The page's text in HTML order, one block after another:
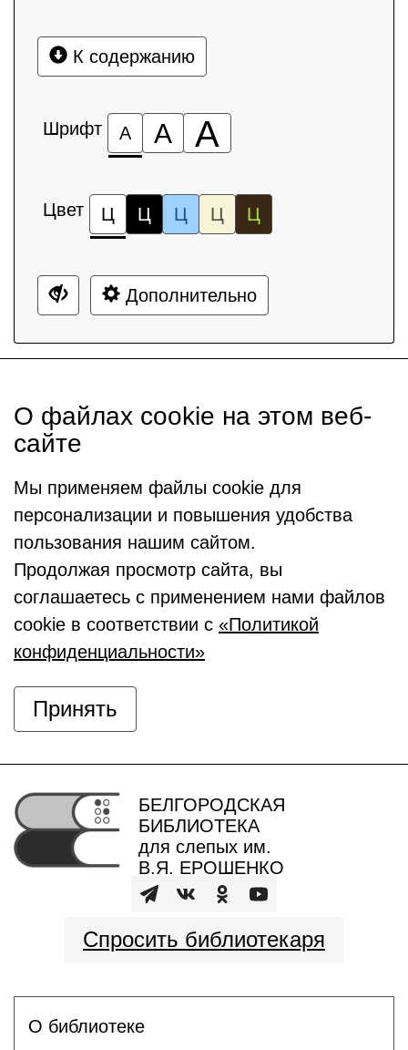
К содержанию
Шрифт А А А
Цвет Ц Ц Ц Ц Ц
Дополнительно
О файлах cookie на этом веб-
сайте
Мы применяем файлы cookie для
персонализации и повышения удобства
пользования нашим сайтом.
Продолжая просмотр сайта, вы
соглашаетесь с применением нами файлов
cookie в соответствии с «Политикой
конфиденциальности»
Принять
БЕЛГОРОДСКАЯ
БИБЛИОТЕКА
для слепых им.
В.Я. ЕРОШЕНКО
Спросить библиотекаря
О библиотеке